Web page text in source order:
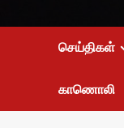
செய்திகள்
காணொலி